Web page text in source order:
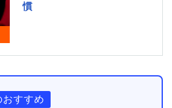
慣
すすめ